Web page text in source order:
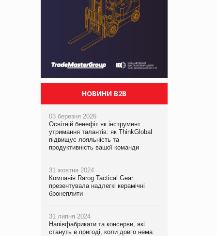
НОВИНИ B2B
03 березня 2026
Освітній бенефіт як інструмент
утримання талантів: як ThinkGlobal
підвищує лояльність та
продуктивність вашої команди
31 жовтня 2024
Компанія Rarog Tactical Gear
презентувала надлегкі керамічні
бронеплити
31 липня 2024
Напівфабрикати та консерви, які
стануть в пригоді, коли довго нема